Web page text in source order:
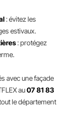
: évitez les
estivaux.
: protégez
avec une façade
au07 81 83
le département